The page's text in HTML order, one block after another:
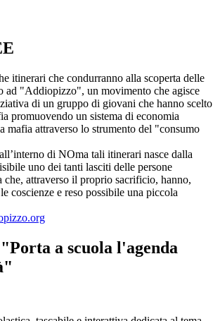
itinerari che condurranno alla scoperta delle
ad "Addiopizzo", un movimento che agisce
di un gruppo di giovani che hanno scelto
promuovendo un sistema di economia
mafia attraverso lo strumento del "consumo
di NOma tali itinerari nasce dalla
uno dei tanti lasciti delle persone
che, attraverso il proprio sacrificio, hanno,
coscienze e reso possibile una piccola
a scuola l'agenda